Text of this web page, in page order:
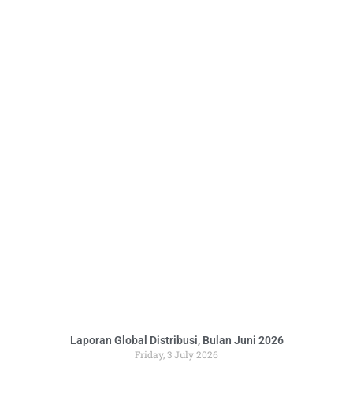
Laporan Global Distribusi, Bulan Juni 2026
Friday, 3 July 2026